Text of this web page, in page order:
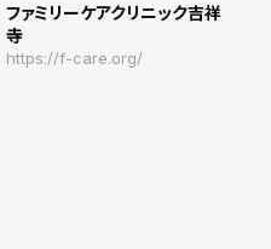
ファミリーケアクリニック吉祥
寺
https://f-care.org/